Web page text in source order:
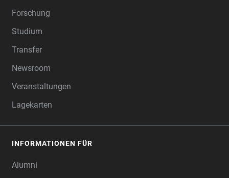
Forschung
Studium
Transfer
Newsroom
Veranstaltungen
Lagekarten
INFORMATIONEN FÜR
Alumni